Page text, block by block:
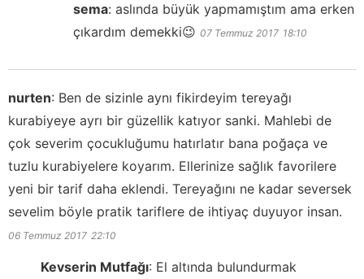
sema: aslında büyük yapmamıştım ama erken
çıkardım demekki😉 07 Temmuz 2017 18:10
nurten: Ben de sizinle aynı fikirdeyim tereyağı
kurabiyeye ayrı bir güzellik katıyor sanki. Mahlebi de
çok severim çocukluğumu hatırlatır bana poğaça ve
tuzlu kurabiyelere koyarım. Ellerinize sağlık favorilere
yeni bir tarif daha eklendi. Tereyağını ne kadar seversek
sevelim böyle pratik tariflere de ihtiyaç duyuyor insan.
06 Temmuz 2017 22:10
Kevserin Mutfağı: El altında bulundurmak